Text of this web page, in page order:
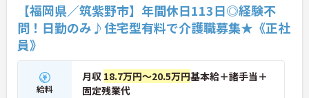
【福岡県／筑紫野市】年間休日113日◎経験不
問！日勤のみ♪住宅型有料で介護職募集★《正社
員》
給料
月収 18.7万円～20.5万円基本給＋諸手当＋
固定残業代